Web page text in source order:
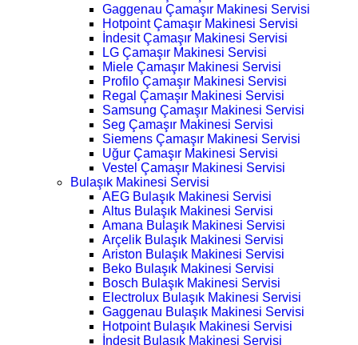
Gaggenau Çamaşır Makinesi Servisi
Hotpoint Çamaşır Makinesi Servisi
İndesit Çamaşır Makinesi Servisi
LG Çamaşır Makinesi Servisi
Miele Çamaşır Makinesi Servisi
Profilo Çamaşır Makinesi Servisi
Regal Çamaşır Makinesi Servisi
Samsung Çamaşır Makinesi Servisi
Seg Çamaşır Makinesi Servisi
Siemens Çamaşır Makinesi Servisi
Uğur Çamaşır Makinesi Servisi
Vestel Çamaşır Makinesi Servisi
Bulaşık Makinesi Servisi
AEG Bulaşık Makinesi Servisi
Altus Bulaşık Makinesi Servisi
Amana Bulaşık Makinesi Servisi
Arçelik Bulaşık Makinesi Servisi
Ariston Bulaşık Makinesi Servisi
Beko Bulaşık Makinesi Servisi
Bosch Bulaşık Makinesi Servisi
Electrolux Bulaşık Makinesi Servisi
Gaggenau Bulaşık Makinesi Servisi
Hotpoint Bulaşık Makinesi Servisi
İndesit Bulaşık Makinesi Servisi